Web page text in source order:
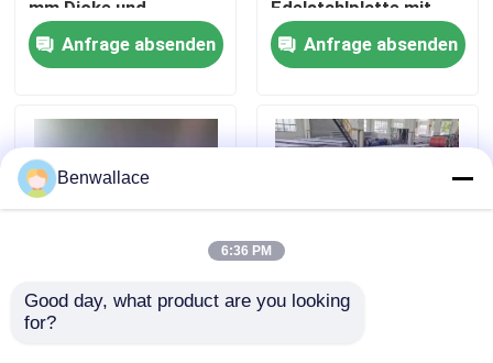
Qualitätskontrolle
Kontakt mit uns
Neuigkeiten
mm Dicke und
Korrosionsbeständigkeit
Anfrage absenden
Edelstahlplatte mit
Warmwalztechnik
Anfrage absenden
Warmgewalzte NO.1
Benwallace
6:36 PM
Good day, what product are you looking
for?